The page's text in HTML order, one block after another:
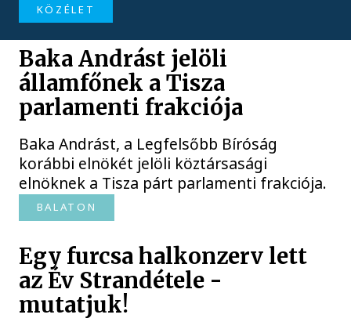
KÖZÉLET
Baka Andrást jelöli
államfőnek a Tisza
parlamenti frakciója
Baka Andrást, a Legfelsőbb Bíróság
korábbi elnökét jelöli köztársasági
elnöknek a Tisza párt parlamenti frakciója.
BALATON
Egy furcsa halkonzerv lett
az Év Strandétele -
mutatjuk!